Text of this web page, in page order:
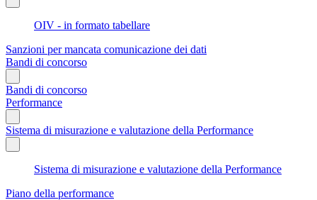
OIV - in formato tabellare
Sanzioni per mancata comunicazione dei dati
Bandi di concorso
Bandi di concorso
Performance
Sistema di misurazione e valutazione della Performance
Sistema di misurazione e valutazione della Performance
Piano della performance